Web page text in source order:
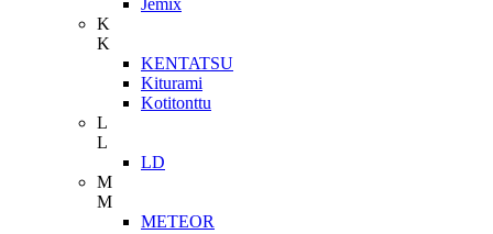
Jemix
K
K
KENTATSU
Kiturami
Kotitonttu
L
L
LD
M
M
METEOR